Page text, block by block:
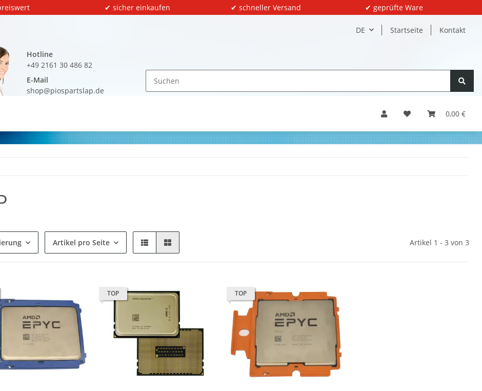
✔ sicher einkaufen ✔ schneller Versand ✔ geprüfte Ware
DE Startseite Kontakt
Hotline
+49 2161 30 486 82
E-Mail
shop@piospartslap.de
0,00 €
Artikel pro Seite Artikel 1 - 3 von 3
TOP TOP